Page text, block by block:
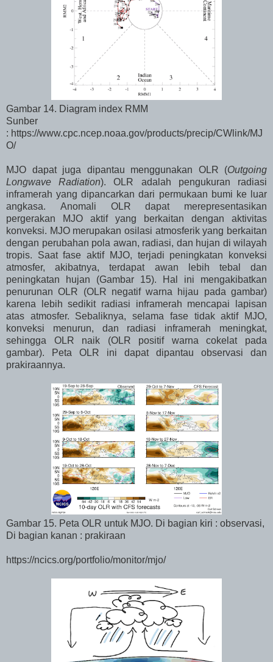
Gambar 14. Diagram index RMM
Sunber
: https://www.cpc.ncep.noaa.gov/products/precip/CWlink/MJ
O/
MJO dapat juga dipantau menggunakan OLR (Outgoing
Longwave Radiation). OLR adalah pengukuran radiasi
inframerah yang dipancarkan dari permukaan bumi ke luar
angkasa. Anomali OLR dapat merepresentasikan
pergerakan MJO aktif yang berkaitan dengan aktivitas
konveksi. MJO merupakan osilasi atmosferik yang berkaitan
dengan perubahan pola awan, radiasi, dan hujan di wilayah
tropis. Saat fase aktif MJO, terjadi peningkatan konveksi
atmosfer, akibatnya, terdapat awan lebih tebal dan
peningkatan hujan (Gambar 15). Hal ini mengakibatkan
penurunan OLR (OLR negatif warna hijau pada gambar)
karena lebih sedikit radiasi inframerah mencapai lapisan
atas atmosfer. Sebaliknya, selama fase tidak aktif MJO,
konveksi menurun, dan radiasi inframerah meningkat,
sehingga OLR naik (OLR positif warna cokelat pada
gambar). Peta OLR ini dapat dipantau observasi dan
prakiraannya.
Gambar 15. Peta OLR untuk MJO. Di bagian kiri : observasi,
Di bagian kanan : prakiraan
https://ncics.org/portfolio/monitor/mjo/